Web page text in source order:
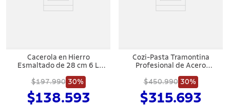
Cacerola en Hierro
Esmaltado de 28 cm 6 L
$197.990 30%
$138.593
Cozi-Pasta Tramontina
Profesional de Acero
Ø30 cm 13,5 L Sin Embalaje
Litografiado
$450.990 30%
$315.693